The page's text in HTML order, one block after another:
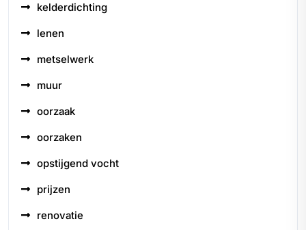
kelderdichting
lenen
metselwerk
muur
oorzaak
oorzaken
opstijgend vocht
prijzen
renovatie